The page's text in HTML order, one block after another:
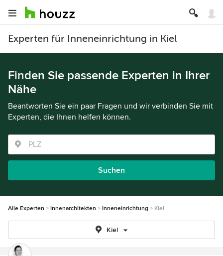
Experten für Inneneinrichtung in Kiel
Finden Sie passende Experten in Ihrer
Nähe
Beantworten Sie ein paar Fragen und wir verbinden Sie mit
Experten, die Ihnen helfen können.
Suchen
Alle Experten Innenarchitekten Inneneinrichtung Kiel
Kiel